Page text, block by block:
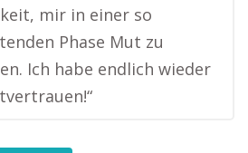
mir in einer so
Phase Mut zu
Ich habe endlich wieder